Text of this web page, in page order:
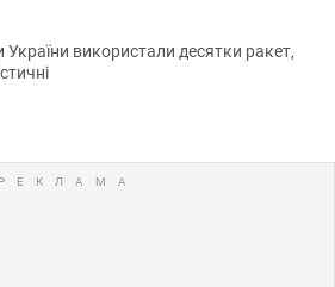
використали десятки ракет,